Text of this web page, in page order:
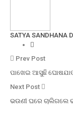
SATYA SANDHANA
Prev Post
ପାଖେଇ ଆସୁଛି
Next Post
ଭଉଣୀ ଘରେ ଚାଲିଗଲେ